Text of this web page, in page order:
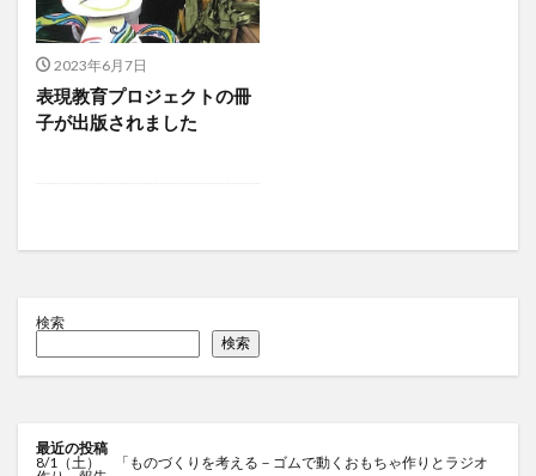
2023年6月7日
表現教育プロジェクトの冊
子が出版されました
検索
検索
最近の投稿
8/1（土） 「ものづくりを考える－ゴムで動くおもちゃ作りとラジオ